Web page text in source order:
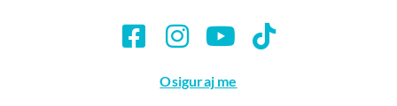
Osiguraj me